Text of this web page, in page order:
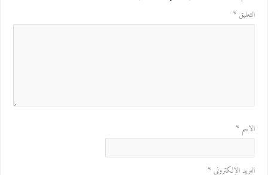
التعليق *
الاسم *
البريد الإلكتروني *